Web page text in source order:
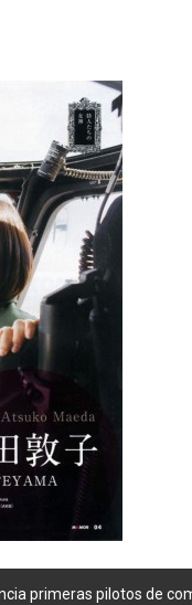
pilotos de combate para el